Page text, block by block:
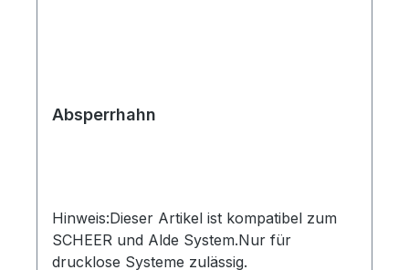
Absperrhahn
Hinweis:Dieser Artikel ist kompatibel zum
SCHEER und Alde System.Nur für
drucklose Systeme zulässig.